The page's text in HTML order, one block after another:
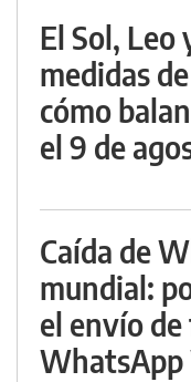
El Sol,
medidas
cómo
el 9 de
Caída de
mundial:
el envío
WhatsApp